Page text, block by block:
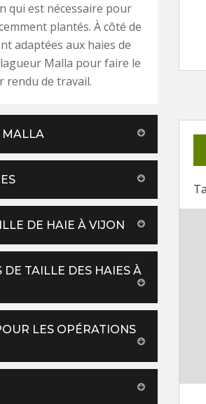
qui est nécessaire pour
plantés. À côté de
adaptées aux haies de
Malla pour faire le
rendu de travail.
MALLA
DE HAIE À VIJON
DE TAILLE DES HAIES À
LES OPÉRATIONS